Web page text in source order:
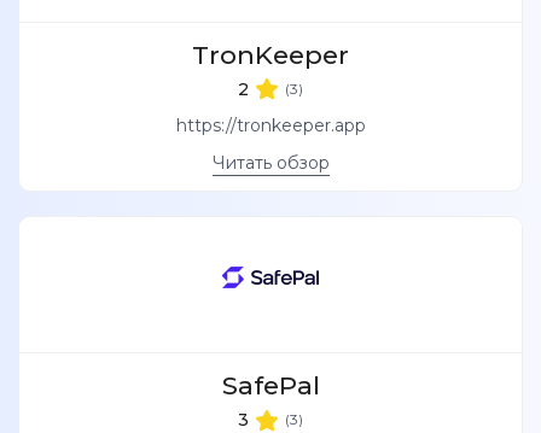
TronKeeper
2 (3)
https://tronkeeper.app
Читать обзор
SafePal
3 (3)